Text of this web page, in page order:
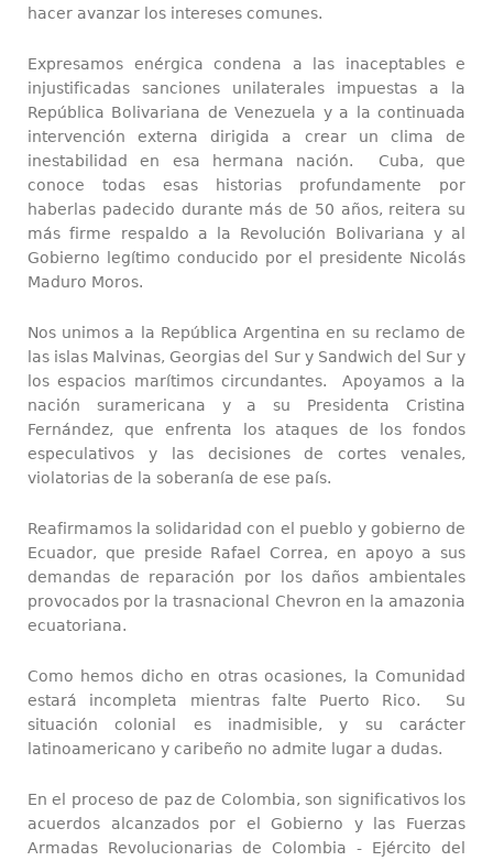
hacer avanzar los intereses comunes.
Expresamos enérgica condena a las inaceptables e
injustificadas sanciones unilaterales impuestas a la
República Bolivariana de Venezuela y a la continuada
intervención externa dirigida a crear un clima de
inestabilidad en esa hermana nación. Cuba, que
conoce todas esas historias profundamente por
haberlas padecido durante más de 50 años, reitera su
más firme respaldo a la Revolución Bolivariana y al
Gobierno legítimo conducido por el presidente Nicolás
Maduro Moros.
Nos unimos a la República Argentina en su reclamo de
las islas Malvinas, Georgias del Sur y Sandwich del Sur y
los espacios marítimos circundantes. Apoyamos a la
nación suramericana y a su Presidenta Cristina
Fernández, que enfrenta los ataques de los fondos
especulativos y las decisiones de cortes venales,
violatorias de la soberanía de ese país.
Reafirmamos la solidaridad con el pueblo y gobierno de
Ecuador, que preside Rafael Correa, en apoyo a sus
demandas de reparación por los daños ambientales
provocados por la trasnacional Chevron en la amazonia
ecuatoriana.
Como hemos dicho en otras ocasiones, la Comunidad
estará incompleta mientras falte Puerto Rico. Su
situación colonial es inadmisible, y su carácter
latinoamericano y caribeño no admite lugar a dudas.
En el proceso de paz de Colombia, son significativos los
acuerdos alcanzados por el Gobierno y las Fuerzas
Armadas Revolucionarias de Colombia - Ejército del